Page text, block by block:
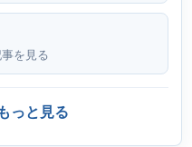
を見る
っと見る